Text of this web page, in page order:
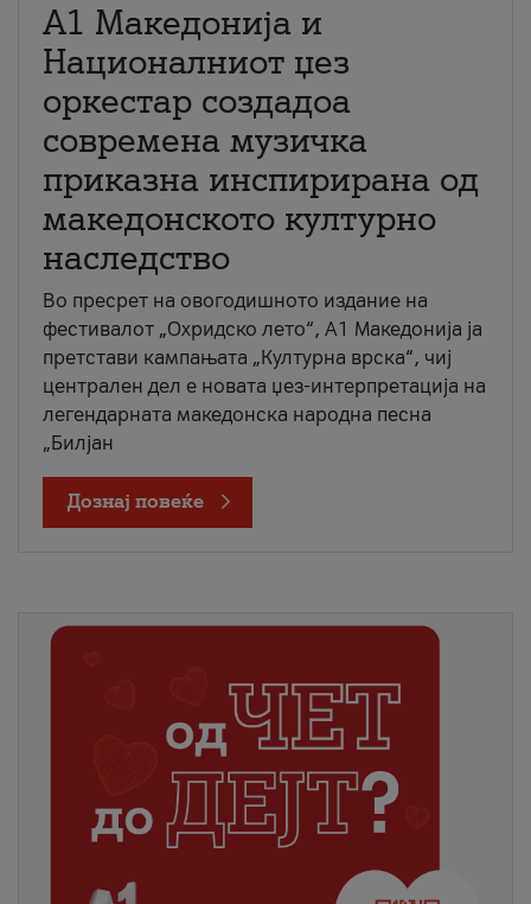
А1 Македонија и
Националниот џез
оркестар создадоа
современа музичка
приказна инспирирана од
македонското културно
наследство
Во пресрет на овогодишното издание на
фестивалот „Охридско лето“, А1 Македонија ја
претстави кампањата „Културна врска“, чиј
централен дел е новата џез-интерпретација на
легендарната македонска народна песна
„Билјан
Дознај повеќе